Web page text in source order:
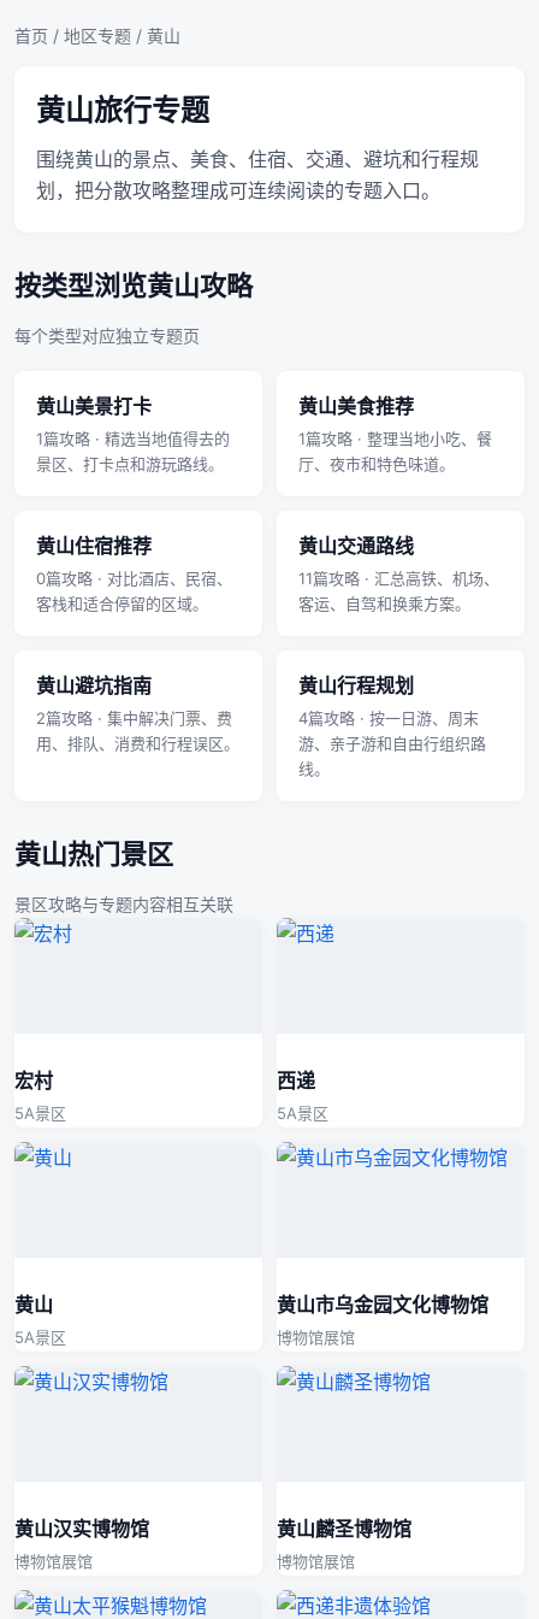
首页 / 地区专题 / 黄山
黄山旅行专题
围绕黄山的景点、美食、住宿、交通、避坑和行程规
划，把分散攻略整理成可连续阅读的专题入口。
按类型浏览黄山攻略
每个类型对应独立专题页
黄山美景打卡
1篇攻略 · 精选当地值得去的
景区、打卡点和游玩路线。
黄山美食推荐
1篇攻略 · 整理当地小吃、餐
厅、夜市和特色味道。
黄山住宿推荐
0篇攻略 · 对比酒店、民宿、
客栈和适合停留的区域。
黄山交通路线
11篇攻略 · 汇总高铁、机场、
客运、自驾和换乘方案。
黄山避坑指南
2篇攻略 · 集中解决门票、费
用、排队、消费和行程误区。
黄山行程规划
4篇攻略 · 按一日游、周末
游、亲子游和自由行组织路
线。
黄山热门景区
景区攻略与专题内容相互关联
宏村
5A景区
西递
5A景区
黄山
5A景区
黄山市乌金园文化博物馆
博物馆展馆
黄山汉实博物馆
博物馆展馆
黄山麟圣博物馆
博物馆展馆